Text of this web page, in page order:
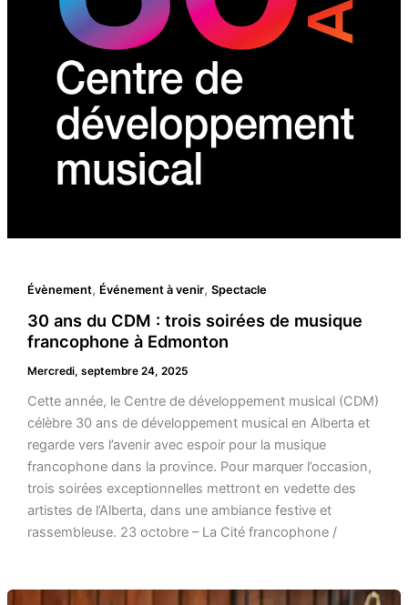
Évènement, Événement à venir, Spectacle
30 ans du CDM : trois soirées de musique
francophone à Edmonton
Mercredi, septembre 24, 2025
Cette année, le Centre de développement musical (CDM)
célèbre 30 ans de développement musical en Alberta et
regarde vers l’avenir avec espoir pour la musique
francophone dans la province. Pour marquer l’occasion,
trois soirées exceptionnelles mettront en vedette des
artistes de l’Alberta, dans une ambiance festive et
rassembleuse. 23 octobre – La Cité francophone /